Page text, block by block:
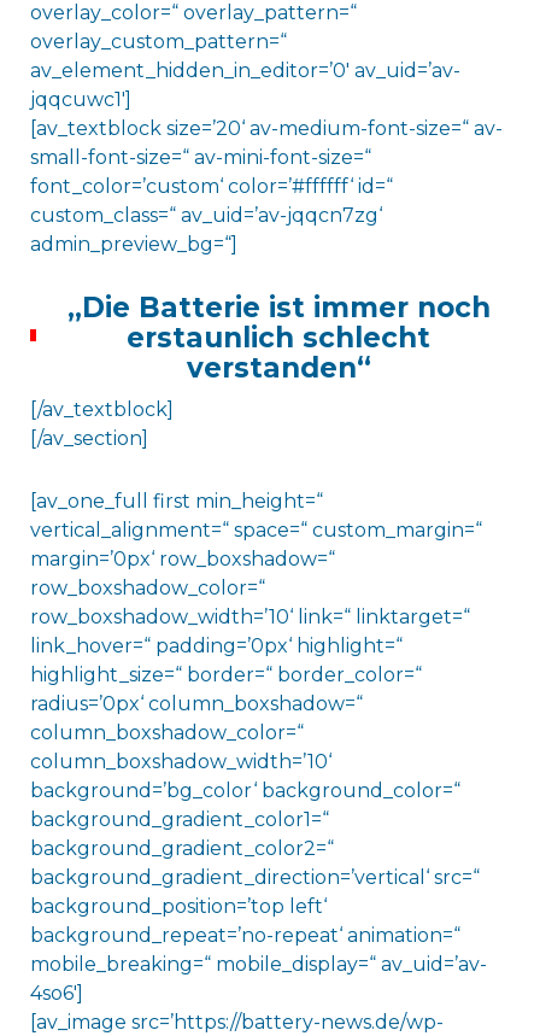
overlay_color=“ overlay_pattern=“
overlay_custom_pattern=“
av_element_hidden_in_editor=’0′ av_uid=’av-
jqqcuwc1′]
[av_textblock size=’20‘ av-medium-font-size=“ av-
small-font-size=“ av-mini-font-size=“
font_color=’custom‘ color=’#ffffff‘ id=“
custom_class=“ av_uid=’av-jqqcn7zg‘
admin_preview_bg=“]
„Die Batterie ist immer noch
erstaunlich schlecht
verstanden“
[/av_textblock]
[/av_section]
[av_one_full first min_height=“
vertical_alignment=“ space=“ custom_margin=“
margin=’0px‘ row_boxshadow=“
row_boxshadow_color=“
row_boxshadow_width=’10‘ link=“ linktarget=“
link_hover=“ padding=’0px‘ highlight=“
highlight_size=“ border=“ border_color=“
radius=’0px‘ column_boxshadow=“
column_boxshadow_color=“
column_boxshadow_width=’10‘
background=’bg_color‘ background_color=“
background_gradient_color1=“
background_gradient_color2=“
background_gradient_direction=’vertical‘ src=“
background_position=’top left‘
background_repeat=’no-repeat‘ animation=“
mobile_breaking=“ mobile_display=“ av_uid=’av-
4so6′]
[av_image src=’https://battery-news.de/wp-